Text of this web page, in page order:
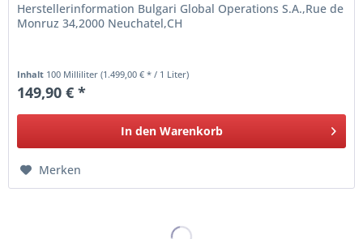
Herstellerinformation Bulgari Global Operations S.A.,Rue de
Monruz 34,2000 Neuchatel,CH
Inhalt 100 Milliliter(1.499,00 € * / 1 Liter)
149,90 € *
In den Warenkorb
Merken